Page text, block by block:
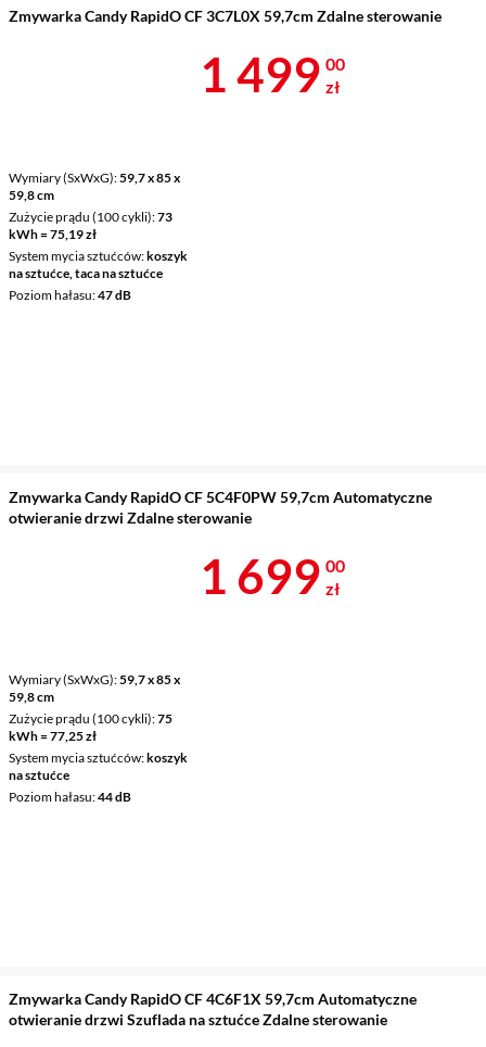
Zmywarka Candy RapidO CF 3C7L0X 59,7cm Zdalne sterowanie
Wymiary (SxWxG) 59,7 x 85 x
59,8 cm
Zużycie prądu (100 cykli) 73
kWh = 75,19 zł
System mycia sztućców koszyk
na sztućce, taca na sztućce
Poziom hałasu 47 dB
Cena 1 499 zł
1 499 00
zł
Zmywarka Candy RapidO CF 5C4F0PW 59,7cm Automatyczne
otwieranie drzwi Zdalne sterowanie
Wymiary (SxWxG) 59,7 x 85 x
59,8 cm
Zużycie prądu (100 cykli) 75
kWh = 77,25 zł
System mycia sztućców koszyk
na sztućce
Poziom hałasu 44 dB
Cena 1 699 zł
1 699 00
zł
Zmywarka Candy RapidO CF 4C6F1X 59,7cm Automatyczne
otwieranie drzwi Szuflada na sztućce Zdalne sterowanie